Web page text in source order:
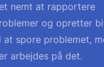
nemt at rapportere
og opretter
at spore problemet,
arbejdes på det.